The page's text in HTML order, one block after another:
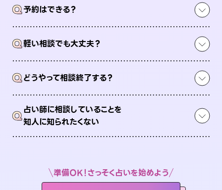
Q予約はできる？
Q軽い相談でも大丈夫？
Qどうやって相談終了する？
Q占い師に相談していることを
知人に知られたくない
準備OK！さっそく占いを始めよう